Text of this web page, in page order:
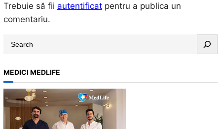
Trebuie să fii autentificatpentru a publica un
comentariu.
r
c
h
MEDICI MEDLIFE